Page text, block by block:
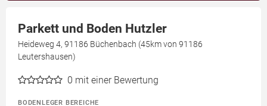
Parkett und Boden Hutzler
Heideweg 4, 91186 Büchenbach (45km von 91186
Leutershausen)
0 mit einer Bewertung
BODENLEGER BEREICHE